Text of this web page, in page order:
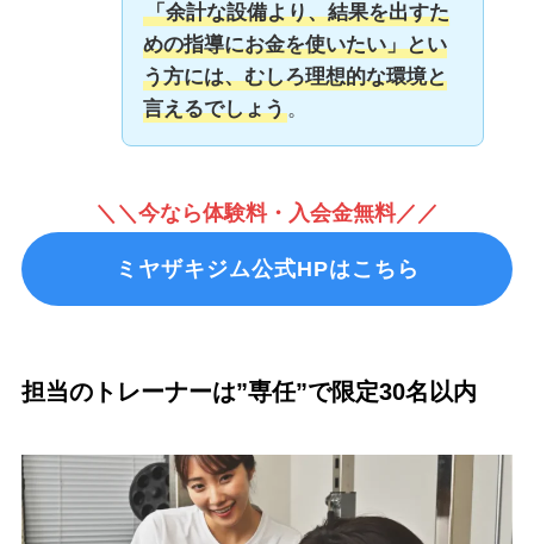
「余計な設備より、結果を出すた
めの指導にお金を使いたい」とい
う方には、むしろ理想的な環境と
言えるでしょう。
＼＼今なら体験料・入会金無料／／
ミヤザキジム公式HPはこちら
担当のトレーナーは”専任”で限定30名以内